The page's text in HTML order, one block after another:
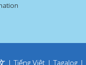
|Tiếng Việt |Tagalog |